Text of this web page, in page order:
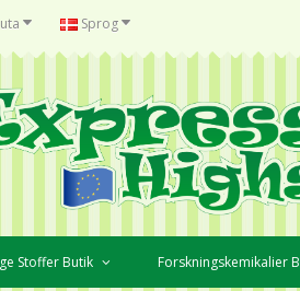
Sprog
Stoffer Butik Forskningskemikalier